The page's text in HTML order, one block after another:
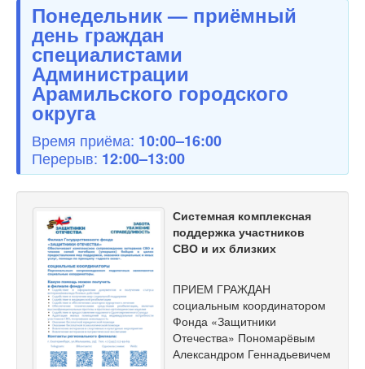
Понедельник — приёмный
день граждан
специалистами
Администрации
Арамильского городского
округа
Время приёма: 10:00–16:00
Перерыв: 12:00–13:00
Системная комплексная
поддержка участников
СВО и их близких
ПРИЕМ ГРАЖДАН
социальным координатором
Фонда «Защитники
Отечества» Пономарёвым
Александром Геннадьевичем